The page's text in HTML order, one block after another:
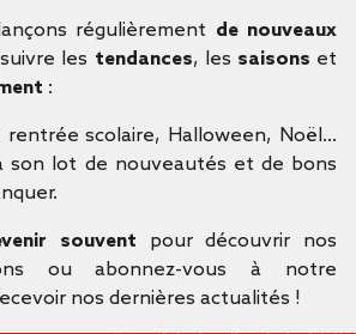
régulièrement de nouveaux
les tendances, les saisons et
:
rentrée scolaire, Halloween, Noël…
son lot de nouveautés et de bons
souvent pour découvrir nos
ou abonnez-vous à notre
nos dernières actualités !